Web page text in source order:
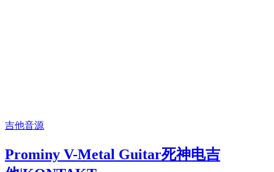
吉他音源
Prominy V-Metal Guitar死神电吉